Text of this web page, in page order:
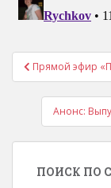
Прямой эфир
Анонс:
ПОИСК ПО